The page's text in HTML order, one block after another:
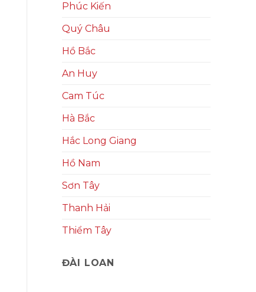
Phúc Kiến
Quý Châu
Hồ Bắc
An Huy
Cam Túc
Hà Bắc
Hắc Long Giang
Hồ Nam
Sơn Tây
Thanh Hải
Thiểm Tây
ĐÀI LOAN